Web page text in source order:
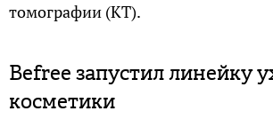
томографии (КТ).
Befree запустил линейку
косметики